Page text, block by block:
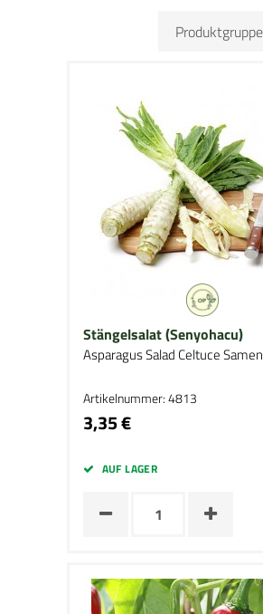
Stängelsalat (Senyohacu)
Asparagus Salad Celtuce Samen
Artikelnummer: 4813
3,35 €
AUF LAGER